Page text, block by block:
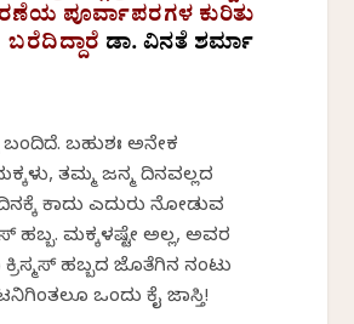
ಪೂರ್ವಾಪರಗಳ ಕುರಿತು
ಬರೆದಿದ್ದಾರೆ ಡಾ. ವಿನತೆ ಶರ್ಮಾ
ಬಂದಿದೆ. ಬಹುಶಃ ಅನೇಕ
ತಮ್ಮ ಜನ್ಮ ದಿನವಲ್ಲದ
ಕಾದು ಎದುರು ನೋಡುವ
ಹಬ್ಬ. ಮಕ್ಕಳಷ್ಟೇ ಅಲ್ಲ, ಅವರ
ಹಬ್ಬದ ಜೊತೆಗಿನ ನಂಟು
ಒಂದು ಕೈ ಜಾಸ್ತಿ!